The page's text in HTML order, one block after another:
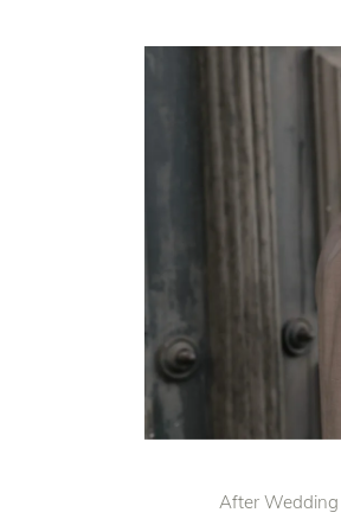
After Wedding